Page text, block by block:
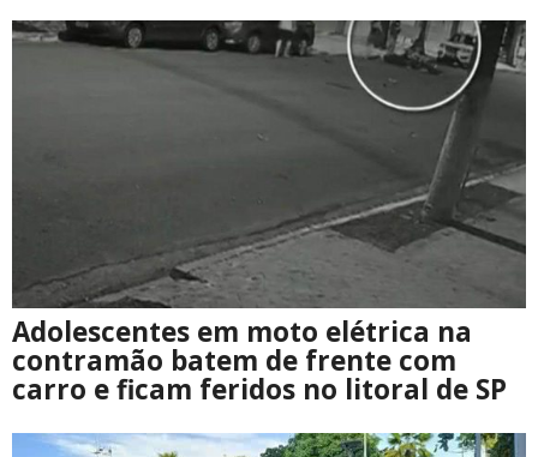
Adolescentes em moto elétrica na
contramão batem de frente com
carro e ficam feridos no litoral de SP